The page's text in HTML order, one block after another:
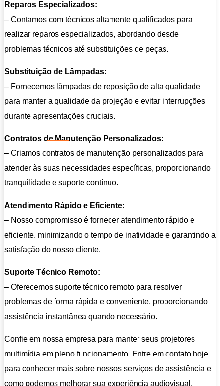
Reparos Especializados:
– Contamos com técnicos altamente qualificados para
realizar reparos especializados, abordando desde
problemas técnicos até substituições de peças.
Substituição de Lâmpadas:
– Fornecemos lâmpadas de reposição de alta qualidade
para manter a qualidade da projeção e evitar interrupções
durante apresentações cruciais.
Contratos de Manutenção Personalizados:
– Criamos contratos de manutenção personalizados para
atender às suas necessidades específicas, proporcionando
tranquilidade e suporte contínuo.
Atendimento Rápido e Eficiente:
– Nosso compromisso é fornecer atendimento rápido e
eficiente, minimizando o tempo de inatividade e garantindo a
satisfação do nosso cliente.
Suporte Técnico Remoto:
– Oferecemos suporte técnico remoto para resolver
problemas de forma rápida e conveniente, proporcionando
assistência instantânea quando necessário.
Confie em nossa empresa para manter seus projetores
multimídia em pleno funcionamento. Entre em contato hoje
para conhecer mais sobre nossos serviços de assistência e
como podemos melhorar sua experiência audiovisual.